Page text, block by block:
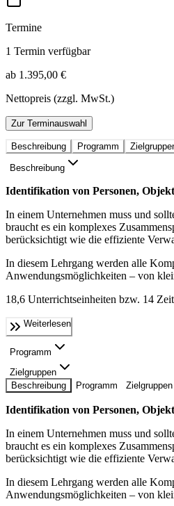
Termine
1 Termin verfügbar
ab 1.395,00 €
Nettopreis (zzgl. MwSt.)
Zur Terminauswahl
Beschreibung Programm
Beschreibung
Identifikation von Personen,
In einem Unternehmen muss und
braucht es ein komplexes
berücksichtigt wie die effiziente
In diesem Lehrgang werden alle
An­wen­dungsmöglichkeiten – von
18,6 Unterrichtseinheiten bzw. 14
Weiterlesen
Programm
Zielgruppen
Beschreibung
Programm Zielgruppen
Identifikation von Personen,
In einem Unternehmen muss und
braucht es ein komplexes
berücksichtigt wie die effiziente
In diesem Lehrgang werden alle
An­wen­dungsmöglichkeiten – von